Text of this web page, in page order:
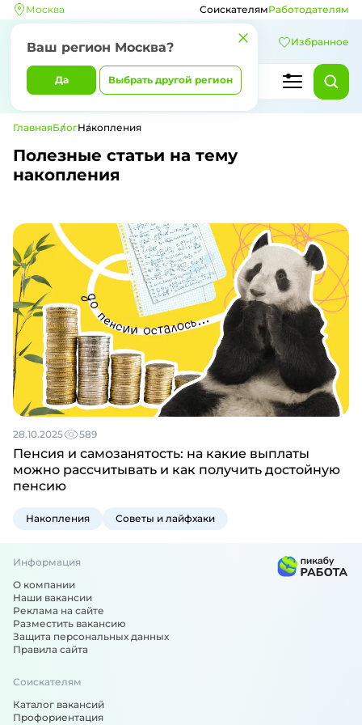
Москва
Ваш регион Москва?
Да Выбрать другой регион
СоискателямРаботодателям
Избранное
ГлавнаяБлогНакопления
Полезные статьи на тему
накопления
28.10.2025 589
Пенсия и самозанятость: на какие выплаты
можно рассчитывать и как получить достойную
пенсию
Накопления Советы и лайфхаки
Информация
О компании
Наши вакансии
Реклама на сайте
Разместить вакансию
Защита персональных данных
Правила сайта
Соискателям
Каталог вакансий
Профориентация